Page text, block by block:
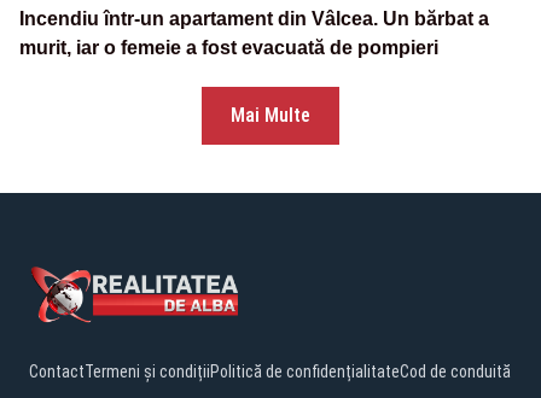
Incendiu într-un apartament din Vâlcea. Un bărbat a
murit, iar o femeie a fost evacuată de pompieri
Mai Multe
ContactTermeni și condițiiPolitică de confidențialitateCod de conduită